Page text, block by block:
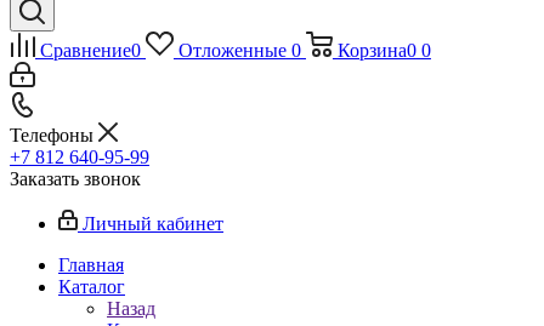
Сравнение0 Отложенные 0 Корзина0 0
Телефоны
+7 812 640-95-99
Заказать звонок
Личный кабинет
Главная
Каталог
Назад